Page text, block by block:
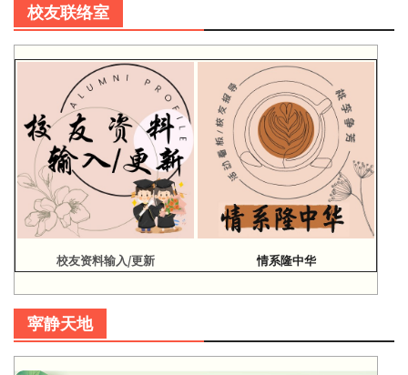
校友联络室
校友资料输入/更新 情系隆中华
寜静天地